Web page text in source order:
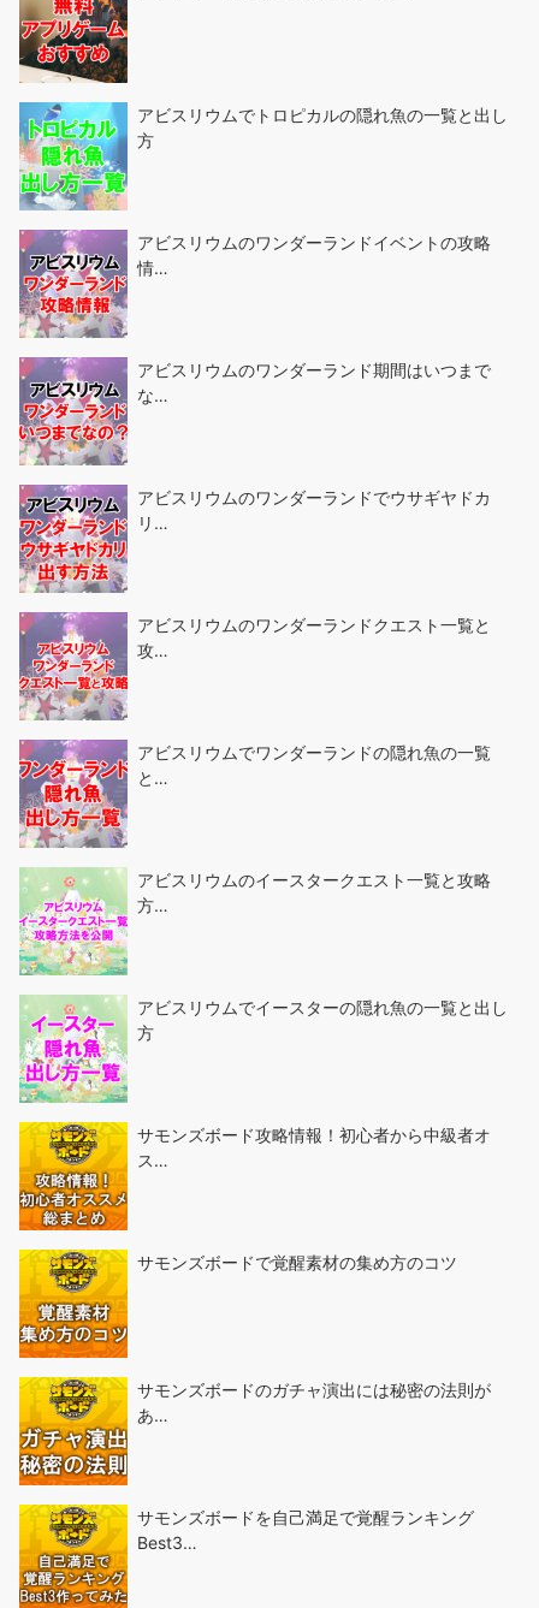
アビスリウムでトロピカルの隠れ魚の一覧と出し
方
アビスリウムのワンダーランドイベントの攻略
情…
アビスリウムのワンダーランド期間はいつまで
な…
アビスリウムのワンダーランドでウサギヤドカ
リ…
アビスリウムのワンダーランドクエスト一覧と
攻…
アビスリウムでワンダーランドの隠れ魚の一覧
と…
アビスリウムのイースタークエスト一覧と攻略
方…
アビスリウムでイースターの隠れ魚の一覧と出し
方
サモンズボード攻略情報！初心者から中級者オ
ス…
サモンズボードで覚醒素材の集め方のコツ
サモンズボードのガチャ演出には秘密の法則が
あ…
サモンズボードを自己満足で覚醒ランキング
Best3…